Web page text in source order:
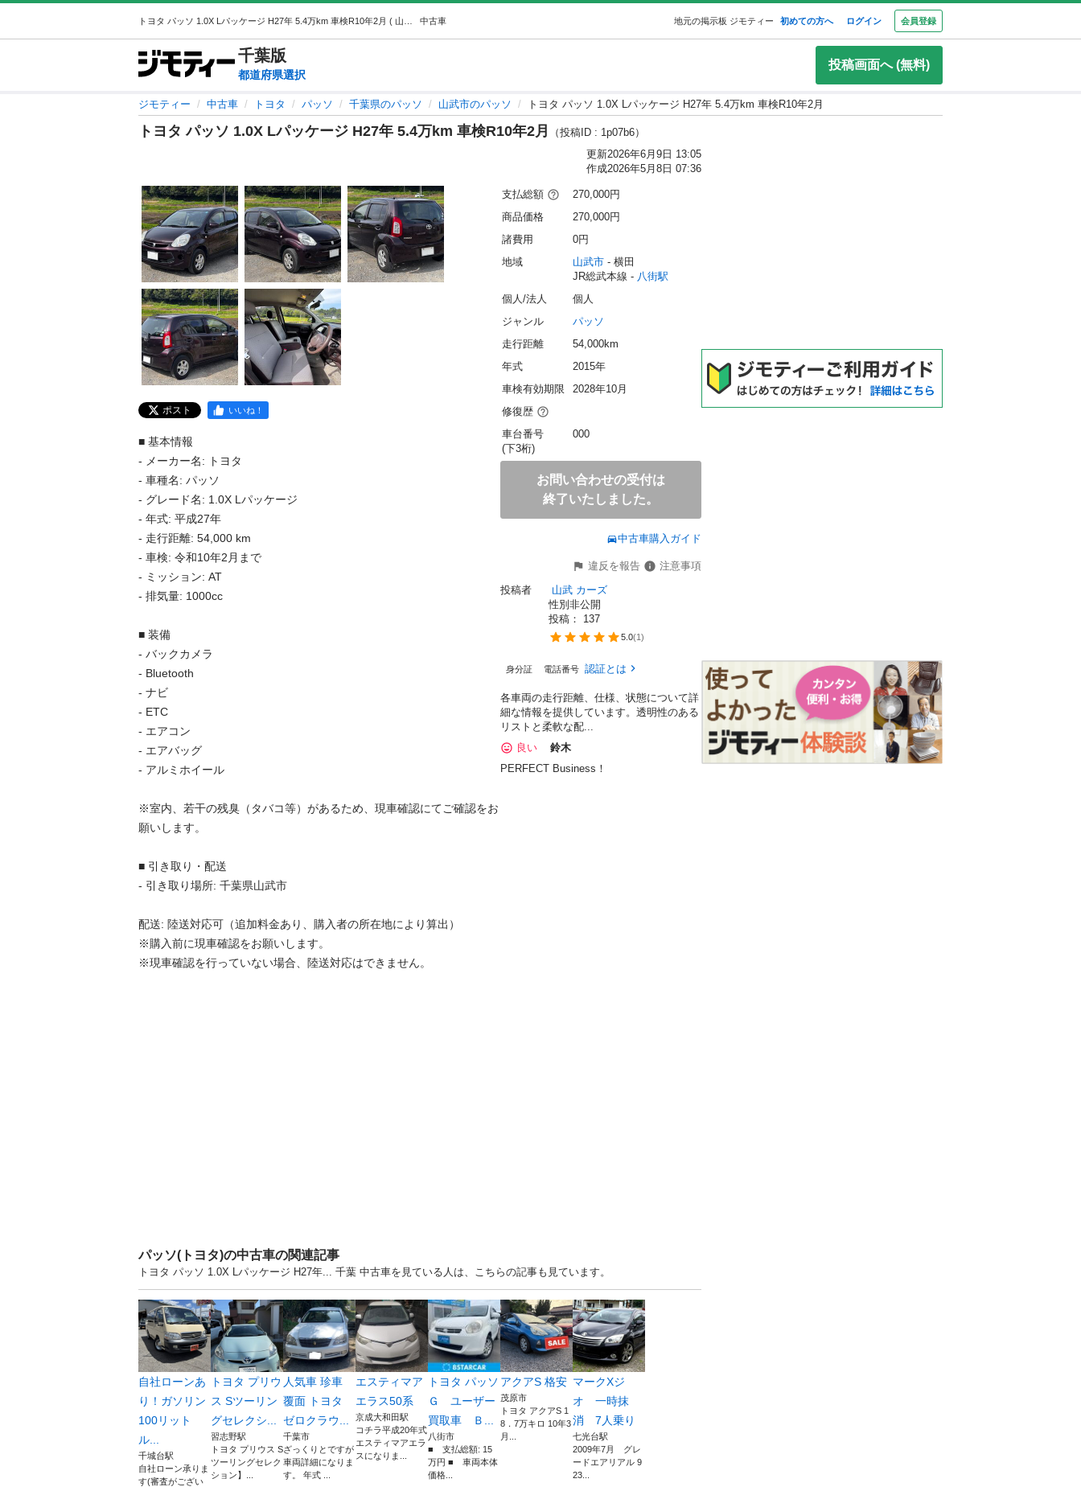
中古車 地元の掲示板 ジモティー 初めての方へ ログイン 会員登録
千葉版
都道府県選択
投稿画面へ (無料)
ジモティー 中古車 トヨタ パッソ 千葉県のパッソ 山武市のパッソ トヨタ パッソ 1.0X Lパッケージ H27年 5.4万km 車検R10年2月
トヨタ パッソ 1.0X Lパッケージ H27年 5.4万km 車検R10年2月
（投稿ID : 1p07b6）
更新2026年6月9日 13:05
作成2026年5月8日 07:36
ポスト いいね！
■ 基本情報
- メーカー名: トヨタ
- 車種名: パッソ
- グレード名: 1.0X Lパッケージ
- 年式: 平成27年
- 走行距離: 54,000 km
- 車検: 令和10年2月まで
- ミッション: AT
- 排気量: 1000cc
■ 装備
- バックカメラ
- Bluetooth
- ナビ
- ETC
- エアコン
- エアバッグ
- アルミホイール
※室内、若干の残臭（タバコ等）があるため、現車確認にてご確認をお
願いします。
■ 引き取り・配送
- 引き取り場所: 千葉県山武市
配送: 陸送対応可（追加料金あり、購入者の所在地により算出）
※購入前に現車確認をお願いします。
※現車確認を行っていない場合、陸送対応はできません。
支払総額
270,000円
商品価格
270,000円
諸費用
0円
地域
山武市 - 横田
JR総武本線 - 八街駅
個人/法人
個人
ジャンル
パッソ
走行距離
54,000km
年式
2015年
車検有効期限
2028年10月
修復歴
車台番号
(下3桁)
000
お問い合わせの受付は
終了いたしました。
中古車購入ガイド
違反を報告
注意事項
投稿者
山武 カーズ
性別非公開
投稿： 137
5.0(1)
身分証 電話番号 認証とは
各車両の走行距離、仕様、状態について詳
細な情報を提供しています。透明性のある
リストと柔軟な配...
良い
鈴木
PERFECT Business！
パッソ(トヨタ)の中古車の関連記事
トヨタ パッソ 1.0X Lパッケージ H27年... 千葉 中古車を見ている人は、こちらの記事も見ています。
自社ローンあ
り！ガソリン
100リット
ル...
千城台駅
自社ローン承りま
す(審査がござい
トヨタ プリウ
ス Sツーリン
グセレクシ...
習志野駅
トヨタ プリウス S
ツーリングセレク
ション】...
人気車 珍車
覆面 トヨタ
ゼロクラウ...
千葉市
ざっくりとですが
車両詳細になりま
す。 年式 ...
エスティマア
エラス50系
京成大和田駅
コチラ平成20年式
エスティマアエラ
スになりま...
トヨタ パッソ
Ｇ ユーザー
買取車 Ｂ...
八街市
■ 支払総額: 15
万円 ■ 車両本体
価格...
アクアS 格安
茂原市
トヨタ アクアS 1
8．7万キロ 10年3
月...
マークXジ
オ 一時抹
消 7人乗り
七光台駅
2009年7月 グレ
ードエアリアル 9
23...